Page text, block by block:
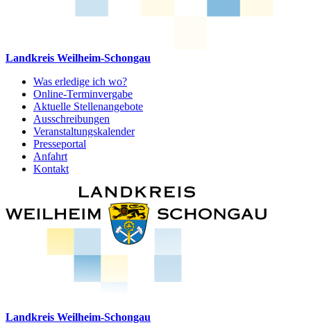
Landkreis Weilheim-Schongau
Was erledige ich wo?
Online-Terminvergabe
Aktuelle Stellenangebote
Ausschreibungen
Veranstaltungskalender
Presseportal
Anfahrt
Kontakt
Landkreis Weilheim-Schongau